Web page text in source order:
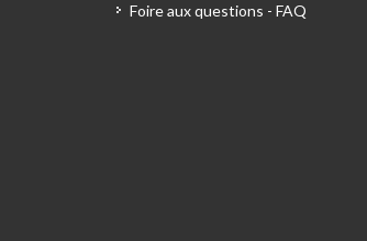
Foire aux questions - FAQ